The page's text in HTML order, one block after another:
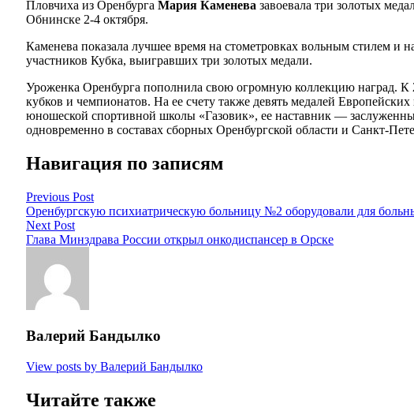
Пловчиха из Оренбурга Мария Каменева завоевала три золотых
Обнинске 2-4 октября.
Каменева показала лучшее время на стометровках вольным стилем и
участников Кубка, выигравших три золотых медали.
Уроженка Оренбурга пополнила свою огромную коллекцию наград.
кубков и чемпионатов. На ее счету также девять медалей
юношеской спортивной школы «Газовик», ее наставник —
одновременно в составах сборных Оренбургской области и Санкт-
Навигация по записям
Previous Post
Оренбургскую психиатрическую больницу №2 оборудовали для
Next Post
Глава Минздрава России открыл онкодиспансер в Орске
Валерий Бандылко
View posts by Валерий Бандылко
Читайте также